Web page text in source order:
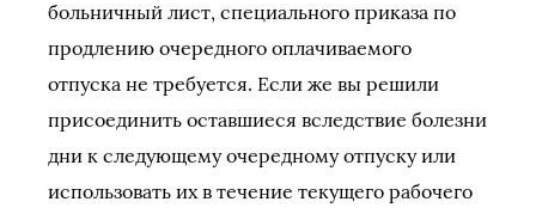
больничный лист, специального приказа по
продлению очередного оплачиваемого
отпуска не требуется. Если же вы решили
присоединить оставшиеся вследствие болезни
дни к следующему очередному отпуску или
использовать их в течение текущего рабочего